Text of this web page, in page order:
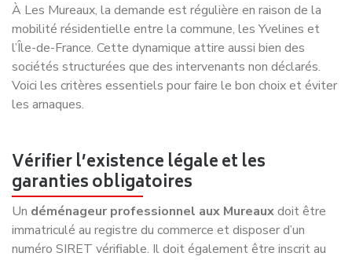
À Les Mureaux, la demande est régulière en raison de la
mobilité résidentielle entre la commune, les Yvelines et
l’Île-de-France. Cette dynamique attire aussi bien des
sociétés structurées que des intervenants non déclarés.
Voici les critères essentiels pour faire le bon choix et éviter
les arnaques.
Vérifier l’existence légale et les
garanties obligatoires
Un déménageur professionnel aux Mureauxdoit être
immatriculé au registre du commerce et disposer d’un
numéro SIRET vérifiable. Il doit également être inscrit au